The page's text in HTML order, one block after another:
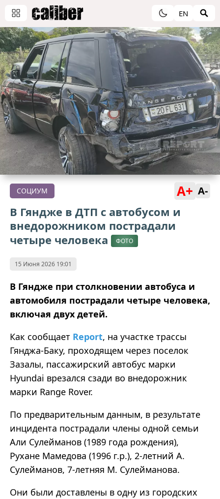
EN
СОЦИУМ A+ A-
В Гяндже в ДТП с автобусом и
внедорожником пострадали
четыре человека
ФОТО
15 Июня 2026 19:01
В Гяндже при столкновении автобуса и
автомобиля пострадали четыре человека,
включая двух детей.
Как сообщает Report, на участке трассы
Гянджа-Баку, проходящем через поселок
Зазалы, пассажирский автобус марки
Hyundai врезался сзади во внедорожник
марки Range Rover.
По предварительным данным, в результате
инцидента пострадали члены одной семьи
Али Сулейманов (1989 года рождения),
Рухане Мамедова (1996 г.р.), 2-летний А.
Сулейманов, 7-летняя М. Сулейманова.
Они были доставлены в одну из городских